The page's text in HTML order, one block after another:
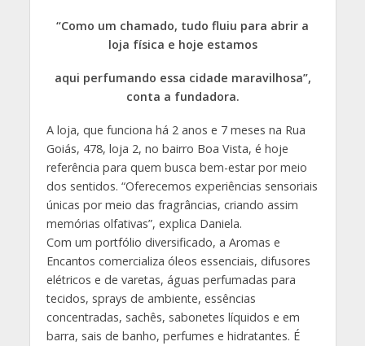
“Como um chamado, tudo fluiu para abrir a
loja física e hoje estamos
aqui perfumando essa cidade maravilhosa”,
conta a fundadora.
A loja, que funciona há 2 anos e 7 meses na Rua
Goiás, 478, loja 2, no bairro Boa Vista, é hoje
referência para quem busca bem-estar por meio
dos sentidos. “Oferecemos experiências sensoriais
únicas por meio das fragrâncias, criando assim
memórias olfativas”, explica Daniela.
Com um portfólio diversificado, a Aromas e
Encantos comercializa óleos essenciais, difusores
elétricos e de varetas, águas perfumadas para
tecidos, sprays de ambiente, essências
concentradas, sachês, sabonetes líquidos e em
barra, sais de banho, perfumes e hidratantes. É